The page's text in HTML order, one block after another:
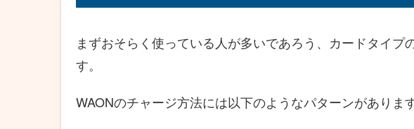
まずおそらく使っている人が多いであろう、カードタイプ
す。
WAONのチャージ方法には以下のようなパターンがあります